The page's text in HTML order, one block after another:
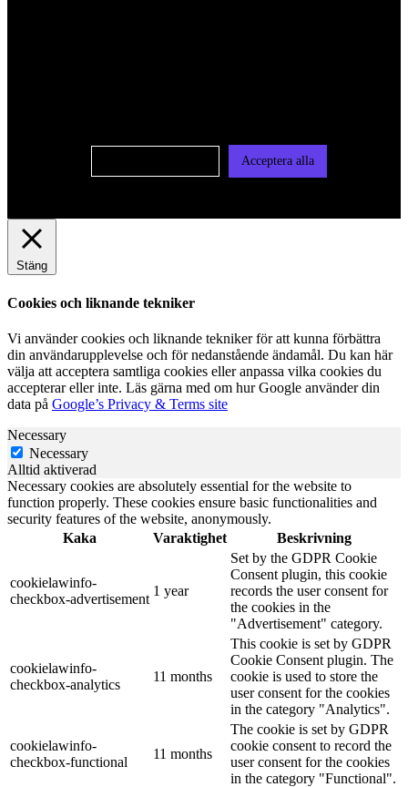
Acceptera alla
Stäng
Cookies och liknande tekniker
Vi använder cookies och liknande tekniker för att kunna förbättra
din användarupplevelse och för nedanstående ändamål. Du kan här
välja att acceptera samtliga cookies eller anpassa vilka cookies du
accepterar eller inte. Läs gärna med om hur Google använder din
data på Google’s Privacy & Terms site
Necessary
Necessary
Alltid aktiverad
Necessary cookies are absolutely essential for the website to
function properly. These cookies ensure basic functionalities and
security features of the website, anonymously.
Kaka
Varaktighet Beskrivning
cookielawinfo-
checkbox-advertisement
1 year
Set by the GDPR Cookie
Consent plugin, this cookie
records the user consent for
the cookies in the
"Advertisement" category.
cookielawinfo-
checkbox-analytics
11 months
This cookie is set by GDPR
Cookie Consent plugin. The
cookie is used to store the
user consent for the cookies
in the category "Analytics".
cookielawinfo-
checkbox-functional
11 months
The cookie is set by GDPR
cookie consent to record the
user consent for the cookies
in the category "Functional".